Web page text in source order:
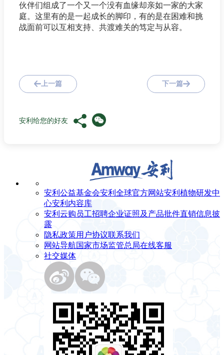
伙伴们组成了一个又一个没有血缘却亲如一家的大家
庭。这里有的是一起成长的脚印，有的是在困难和挑
战面前可以互相支持、共渡难关的笃定与从容。
上一篇 下一篇
安利给您的好友
安利公益基金会安利全球官方网站安利植物研发中
心安利内容库
安利云购 员工招聘企业证照及产品批件直销信息披
露
隐私政策用户协议联系我们
网站导航国家市场监管总局在线客服
社交媒体